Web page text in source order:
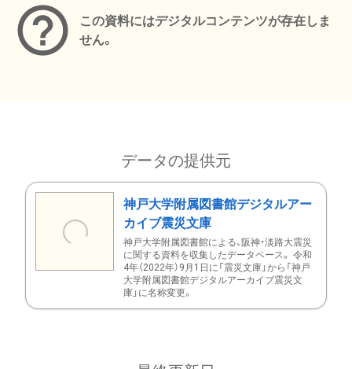
この資料にはデジタルコンテンツが存在しま
せん。
データの提供元
神戸大学附属図書館デジタルアー
カイブ震災文庫
神戸大学附属図書館による、阪神・淡路大震災
に関する資料を収集したデータベース。 令和
4年（2022年）9月1日に「震災文庫」から「神戸
大学附属図書館デジタルアーカイブ震災文
庫」に名称変更。